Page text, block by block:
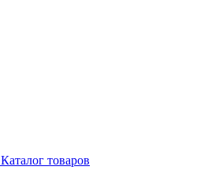
Каталог товаров